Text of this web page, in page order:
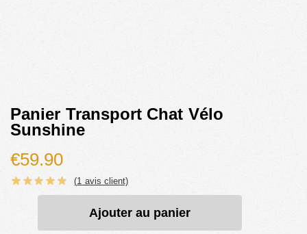
Panier Transport Chat Vélo
Sunshine
€59.90
(1 avis client)
Ajouter au panier